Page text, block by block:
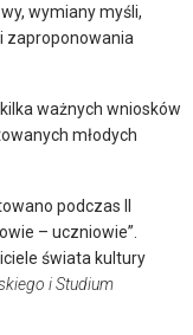
wymiany myśli,
zaproponowania
ważnych wniosków
młodych
podczas II
– uczniowie”.
świata kultury
i Studium